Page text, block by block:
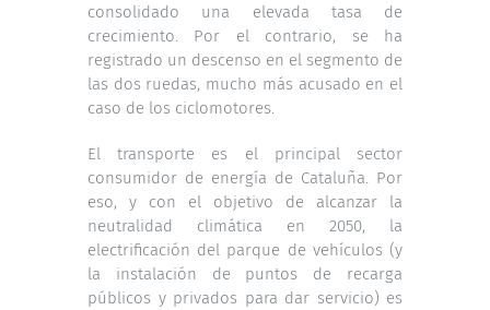
consolidado una elevada tasa de
crecimiento. Por el contrario, se ha
registrado un descenso en el segmento de
las dos ruedas, mucho más acusado en el
caso de los ciclomotores.
El transporte es el principal sector
consumidor de energía de Cataluña. Por
eso, y con el objetivo de alcanzar la
neutralidad climática en 2050, la
electrificación del parque de vehículos (y
la instalación de puntos de recarga
públicos y privados para dar servicio) es